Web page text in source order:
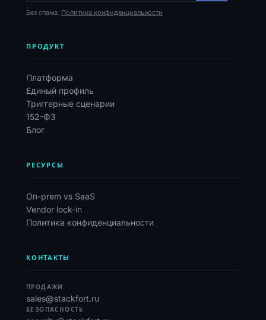
Без спама. Политика конфиденциальности
ПРОДУКТ
Платформа
Единый профиль
Триггерные сценарии
152-ФЗ
Блог
РЕСУРСЫ
On-prem vs SaaS
Vendor lock-in
Политика конфиденциальности
КОНТАКТЫ
ПРОДАЖИ
sales@stackfort.ru
БЕЗОПАСНОСТЬ